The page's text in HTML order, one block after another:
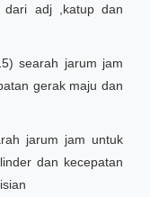
dari adj ,katup dan
searah jarum jam
gerak maju dan
jarum jam untuk
dan kecepatan